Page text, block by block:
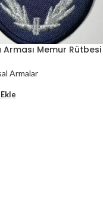
Arması Memur Rütbesi
Armalar